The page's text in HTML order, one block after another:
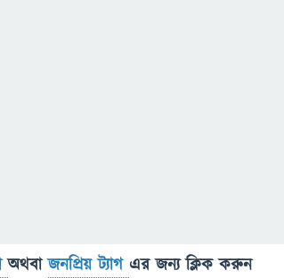
অথবাজনপ্রিয় ট্যাগ এর জন্য ক্লিক করুন